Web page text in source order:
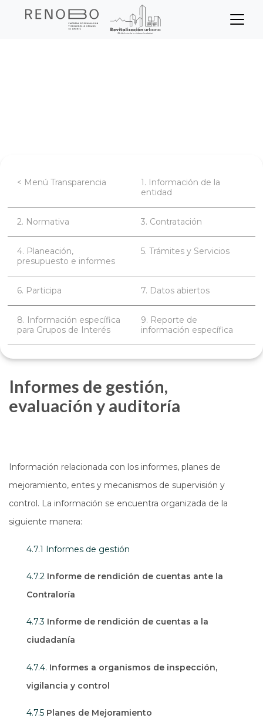
Sitio Web Empresa de
Transparencia
< Menú Transparencia
1. Información de la
entidad
2. Normativa 3. Contratación
4. Planeación,
presupuesto e informes
5. Trámites y Servicios
6. Participa 7. Datos abiertos
8. Información específica
para Grupos de Interés
9. Reporte de
información específica
Informes de gestión,
evaluación y auditoría
Información relacionada con los informes, planes de
mejoramiento, entes y mecanismos de supervisión y
control. La información se encuentra organizada de la
siguiente manera:
4.7.1 Informes de gestión
4.7.2 Informe de rendición de cuentas ante la
Contraloría
4.7.3 Informe de rendición de cuentas a la
ciudadanía
4.7.4. Informes a organismos de inspección,
vigilancia y control
4.7.5 Planes de Mejoramiento